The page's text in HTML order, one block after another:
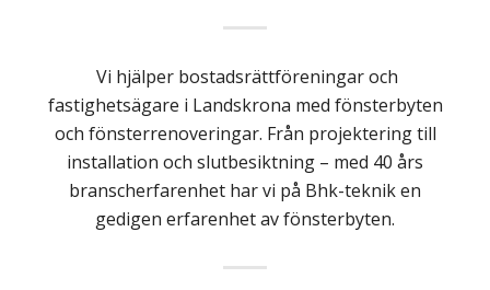
Vi hjälper bostadsrättföreningar och
fastighetsägare i Landskrona med fönsterbyten
och fönsterrenoveringar. Från projektering till
installation och slutbesiktning – med 40 års
branscherfarenhet har vi på Bhk-tekniken
gedigen erfarenhet av fönsterbyten.